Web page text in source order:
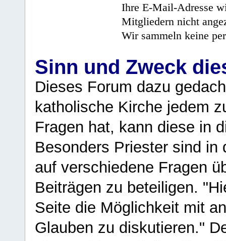
Ihre E-Mail-Adresse
Mitgliedern nicht
Wir sammeln keine
Sinn und Zweck
Dieses Forum dazu
katholische Kirche jedem
Fragen hat, kann diese in
Besonders Priester sind in
auf verschiedene Fragen
Beiträgen zu beteiligen.
Seite die Möglichkeit mit
Glauben zu diskutieren."